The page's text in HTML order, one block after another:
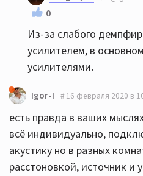
0
Из-за слабого
усилителем, в
усилителями.
Igor-I 16 февраля 2020 в
есть правда в ваших
всё индивидуально,
акустику но в разных
расстоновкой, источник и